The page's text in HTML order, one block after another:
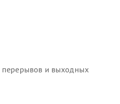
и выходных